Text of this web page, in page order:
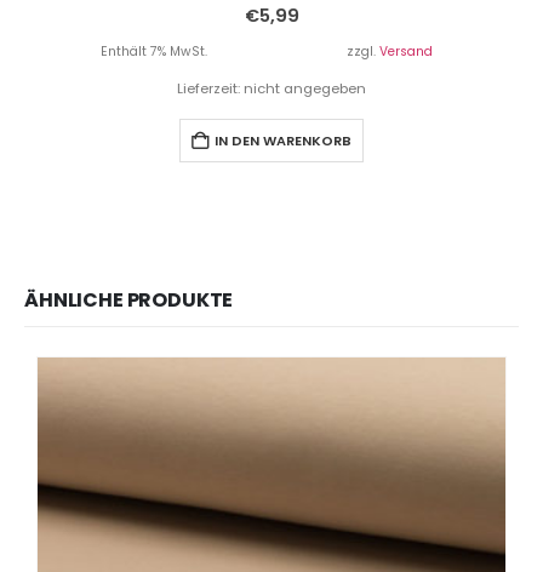
€5,99
Enthält 7% MwSt. zzgl. Versand
Lieferzeit: nicht angegeben
IN DEN WARENKORB
ÄHNLICHE PRODUKTE